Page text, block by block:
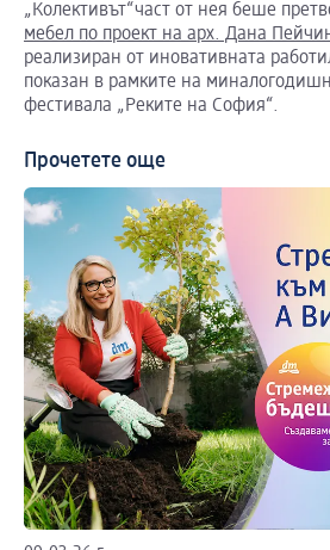
„Колективът“част от нея беше
мебел по проект на арх. Дана
реализиран от иновативната
показан в рамките на
фестивала „Реките на София“.
Прочетете още